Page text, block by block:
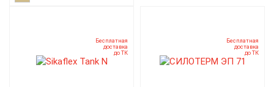
Бесплатная
доставка
до ТК
Бесплатная
доставка
до ТК